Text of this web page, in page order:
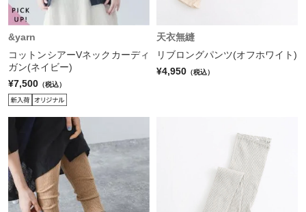
&yarn
コットンシアーVネックカーディ
ガン(ネイビー)
¥7,500 （税込）
天衣無縫
リブロングパンツ(オフホワイト)
¥4,950 （税込）